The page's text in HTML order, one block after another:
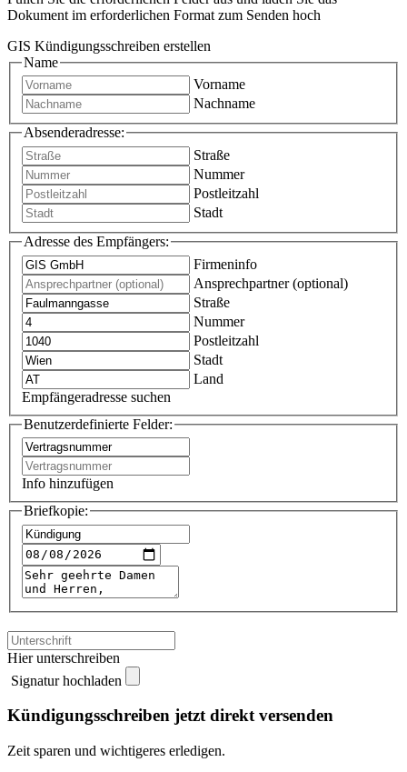
Dokument im erforderlichen Format zum Senden hoch
GIS Kündigungsschreiben erstellen
Name
Vorname
Nachname
Absenderadresse:
Straße
Nummer
Postleitzahl
Stadt
Adresse des Empfängers:
Firmeninfo
Ansprechpartner (optional)
Straße
Nummer
Postleitzahl
Stadt
Land
Empfängeradresse suchen
Benutzerdefinierte Felder:
Info hinzufügen
Briefkopie:
Hier unterschreiben
Signatur hochladen
Kündigungsschreiben jetzt direkt versenden
Zeit sparen und wichtigeres erledigen.